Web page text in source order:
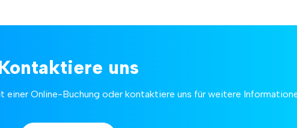
uns
einer Online-Buchung oder kontaktiere uns für weitere